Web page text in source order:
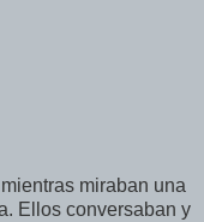
miraban una
Ellos conversaban y